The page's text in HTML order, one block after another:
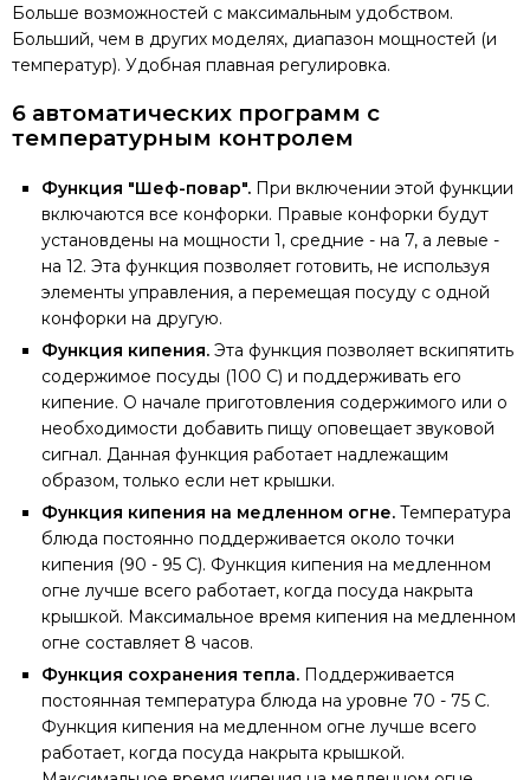
Больше возможностей с максимальным удобством.
Больший, чем в других моделях, диапазон мощностей (и
температур). Удобная плавная регулировка.
6 автоматических программ с
температурным контролем
Функция "Шеф-повар". При включении этой функции
включаются все конфорки. Правые конфорки будут
установдены на мощности 1, средние - на 7, а левые -
на 12. Эта функция позволяет готовить, не используя
элементы управления, а перемещая посуду с одной
конфорки на другую.
Функция кипения. Эта функция позволяет вскипятить
содержимое посуды (100 С) и поддерживать его
кипение. О начале приготовления содержимого или о
необходимости добавить пищу оповещает звуковой
сигнал. Данная функция работает надлежащим
образом, только если нет крышки.
Функция кипения на медленном огне. Температура
блюда постоянно поддерживается около точки
кипения (90 - 95 С). Функция кипения на медленном
огне лучше всего работает, когда посуда накрыта
крышкой. Максимальное время кипения на медленном
огне составляет 8 часов.
Функция сохранения тепла. Поддерживается
постоянная температура блюда на уровне 70 - 75 С.
Функция кипения на медленном огне лучше всего
работает, когда посуда накрыта крышкой.